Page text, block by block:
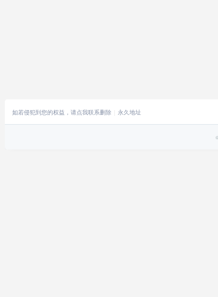
如若侵犯到您的权益，请点我联系删除 永久地址